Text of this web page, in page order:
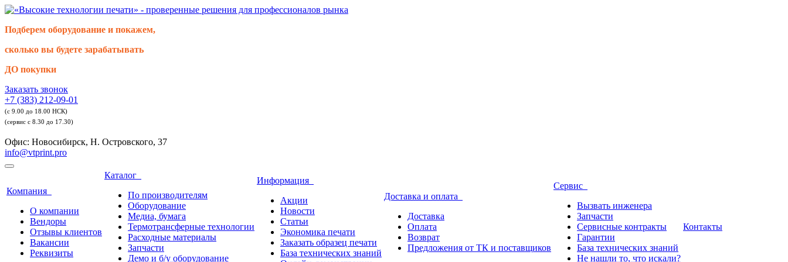
Подберем оборудование и покажем,
сколько вы будете зарабатывать
ДО покупки
Заказать звонок
+7 (383) 212-09-01
(с 9.00 до 18.00 НСК)
(сервис с 8.30 до 17.30)
Офис: Новосибирск, Н. Островского, 37
info@vtprint.pro
Компания
О компании
Вендоры
Отзывы клиентов
Вакансии
Реквизиты
Каталог
По производителям
Оборудование
Медиа, бумага
Термотрансферные технологии
Расходные материалы
Запчасти
Демо и б/у оборудование
Информация
Акции
Новости
Статьи
Экономика печати
Заказать образец печати
База технических знаний
Доставка и оплата
Доставка
Оплата
Возврат
Предложения от ТК и поставщиков
Сервис
Вызвать инженера
Запчасти
Сервисные контракты
Гарантии
База технических знаний
Не нашли то, что искали?
Контакты